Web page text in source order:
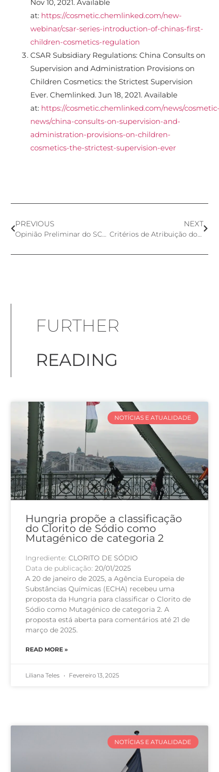
Nov 10, 2021. Available
at: https://cosmetic.chemlinked.com/new-
webinar/csar-series-introduction-of-chinas-first-
children-cosmetics-regulation
CSAR Subsidiary Regulations: China Consults on
Supervision and Administration Provisions on
Children Cosmetics: the Strictest Supervision
Ever. Chemlinked. Jun 18, 2021. Available
at: https://cosmetic.chemlinked.com/news/
news/china-consults-on-supervision-and-
administration-provisions-on-children-
cosmetics-the-strictest-supervision-ever
PREVIOUS
Opinião Preliminar do SCCS sobre o Ácido Kójico
NEXT
Critérios de Atribuição do Rótulo Ecológico da UE Estendidos a Todos os Produtos Cosméticos
FURTHER
READING
NOTÍCIAS E ATUALIDADE
Hungria propõe a classificação
do Clorito de Sódio como
Mutagénico de categoria 2
Ingrediente:CLORITO DE SÓDIO
Data de publicação:20/01/2025
A 20 de janeiro de 2025, a Agência Europeia de
Substâncias Químicas (ECHA) recebeu uma
proposta da Hungria para classificar o Clorito de
Sódio como Mutagénico de categoria 2. A
proposta está aberta para comentários até 21 de
março de 2025.
READ MORE »
Liliana Teles Fevereiro 13, 2025
NOTÍCIAS E ATUALIDADE